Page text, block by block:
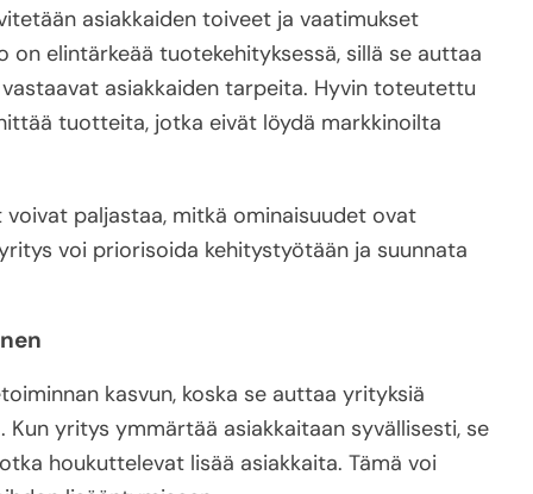
asiakkaiden toiveet ja vaatimukset
elintärkeää tuotekehityksessä, sillä se auttaa
asiakkaiden tarpeita. Hyvin toteutettu
tuotteita, jotka eivät löydä markkinoilta
paljastaa, mitkä ominaisuudet ovat
voi priorisoida kehitystyötään ja suunnata
kasvun, koska se auttaa yrityksiä
yritys ymmärtää asiakkaitaan syvällisesti, se
houkuttelevat lisää asiakkaita. Tämä voi